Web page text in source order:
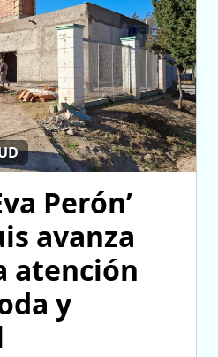
Perón’
avanza
atención
y